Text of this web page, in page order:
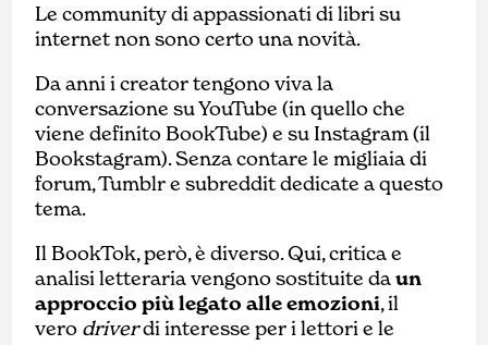
Le community di appassionati di libri su
internet non sono certo una novità.
Da anni i creator tengono viva la
conversazione su YouTube (in quello che
viene definito BookTube) e su Instagram (il
Bookstagram). Senza contare le migliaia di
forum, Tumblr e subreddit dedicate a questo
tema.
Il BookTok, però, è diverso. Qui, critica e
analisi letteraria vengono sostituite daun
approccio più legato alle emozioni, il
vero driverdi interesse per i lettori e le